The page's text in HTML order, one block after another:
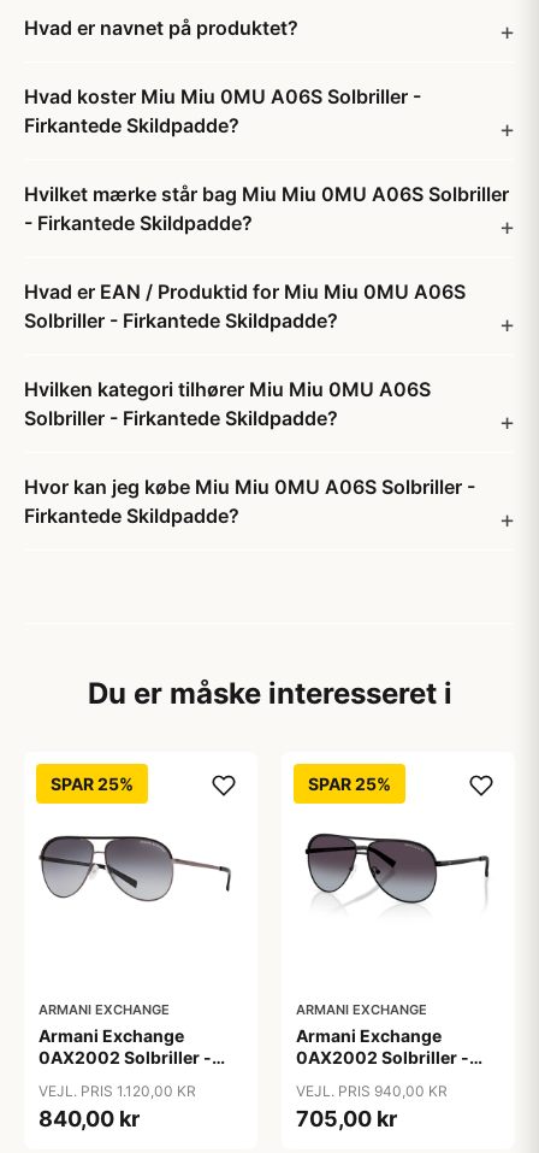
Hvad er navnet på produktet?
Hvad koster Miu Miu 0MU A06S Solbriller -
Firkantede Skildpadde?
Hvilket mærke står bag Miu Miu 0MU A06S Solbriller
- Firkantede Skildpadde?
Hvad er EAN / Produktid for Miu Miu 0MU A06S
Solbriller - Firkantede Skildpadde?
Hvilken kategori tilhører Miu Miu 0MU A06S
Solbriller - Firkantede Skildpadde?
Hvor kan jeg købe Miu Miu 0MU A06S Solbriller -
Firkantede Skildpadde?
Du er måske interesseret i
SPAR 25%
ARMANI EXCHANGE
Armani Exchange
0AX2002 Solbriller -
Polariserede Linser
VEJL. PRIS 1.120,00 KR
840,00 kr
SPAR 25%
ARMANI EXCHANGE
Armani Exchange
0AX2002 Solbriller -
VEJL. PRIS 940,00 KR
705,00 kr